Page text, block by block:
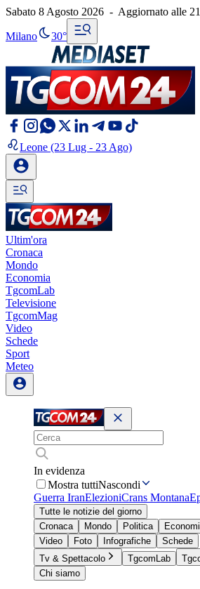
Sabato 8 Agosto 2026 - Aggiornato alle
Milano 30°
Leone (23 Lug - 23 Ago)
Ultim'ora
Cronaca
Mondo
Economia
TgcomLab
Televisione
TgcomMag
Video
Schede
Sport
Meteo
In evidenza
Mostra tuttiNascondi
Guerra IranElezioniCrans Montana
Tutte le notizie del giorno
Cronaca
Mondo Politica
Video
Foto Infografiche
Schede
Tv & Spettacolo
TgcomLab
Chi siamo